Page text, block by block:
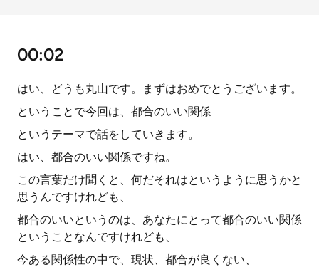
00:02
はい、どうも丸山です。まずはおめでとうございます。
ということで今回は、都合のいい関係
というテーマで話をしていきます。
はい、都合のいい関係ですね。
この言葉だけ聞くと、何だそれはというように思うかと
思うんですけれども、
都合のいいというのは、あなたにとって都合のいい関係
ということなんですけれども、
今ある関係性の中で、現状、都合が良くない、